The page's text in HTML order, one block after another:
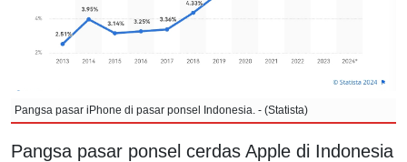
Pangsa pasar iPhone di pasar ponsel Indonesia. - (Statista)
Pangsa pasar ponsel cerdas Apple di Indonesia